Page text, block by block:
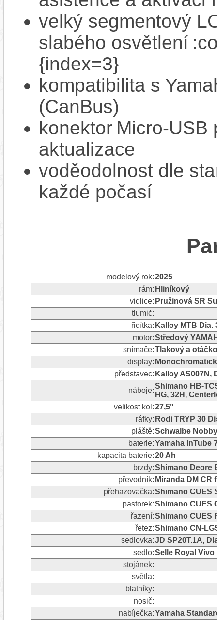
velký segmentový
slabého osvětlení
{index=3}
kompatibilita s
(CanBus)
konektor
aktualizace
voděodolnost dle
každé počasí
modelový rok:2025
rám: Hliníkový
vidlice: Pružinová SR
tlumič:
řidítka: Kalloy MTB Dia.
motor:Středový
snímače:Tlakový a
display:
představec: Kalloy AS007N,
náboje:
Shimano HB-
HG, 32H,
velikost kol:27,5"
ráfky: Rodi TRYP 30
pláště:Schwalbe
baterie:Yamaha InTube
kapacita baterie:20 Ah
brzdy:Shimano Deore
převodník: Miranda DM CR
přehazovačka:Shimano CUES
pastorek:Shimano CUES
řazení:Shimano CUES
řetez:Shimano CN-
sedlovka:JD SP20T.1A,
sedlo:Selle Royal Vivo
stojánek:
světla:
blatníky:
nosič:
nabíječka:Yamaha